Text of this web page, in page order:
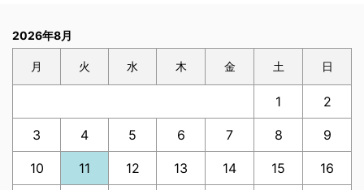
2026年8月
月 火 水 木 金 土 日
1 2
3 4 5 6 7 8 9
10 11 12 13 14 15 16